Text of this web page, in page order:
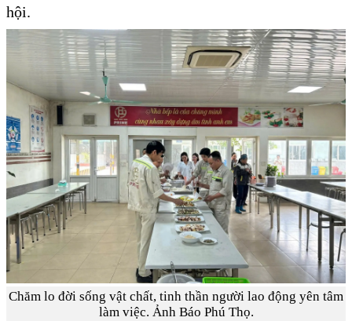
hội.
Chăm lo đời sống vật chất, tinh thần người lao động yên tâm
làm việc. Ảnh Báo Phú Thọ.